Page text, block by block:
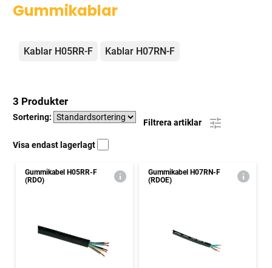
Gummikablar
Kategorier
Kablar H05RR-F Kablar H07RN-F
3 Produkter
Sortering:
Filtrera artiklar
Visa endast lagerlagt
Gummikabel H05RR-F
(RDO)
Gummikabel H07RN-F
(RDOE)